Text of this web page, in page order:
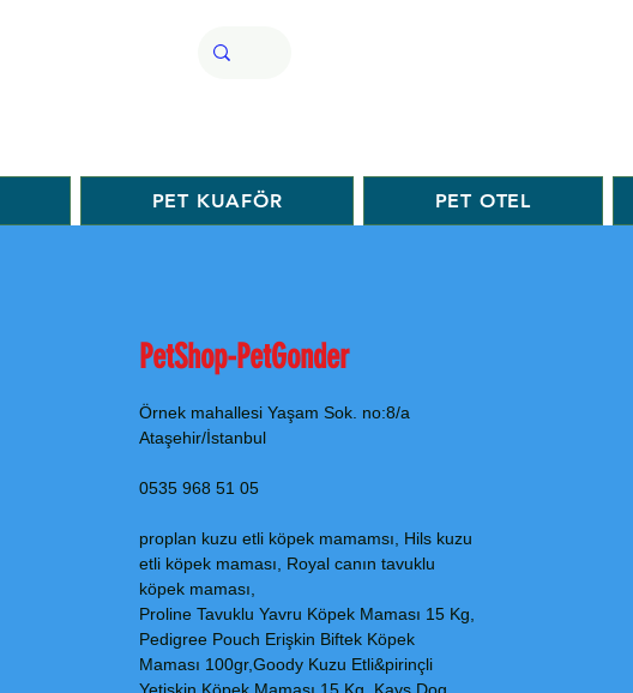
PET KUAFÖR PET OTEL
PetShop-PetGonder
Örnek mahallesi Yaşam Sok. no:8/a
Ataşehir/İstanbul
0535 968 51 05
proplan kuzu etli köpek mamamsı, Hils kuzu
etli köpek maması, Royal canın tavuklu
köpek maması,
Proline Tavuklu Yavru Köpek Maması 15 Kg,
Pedigree Pouch Erişkin Biftek Köpek
Maması 100gr,Goody Kuzu Etli&pirinçli